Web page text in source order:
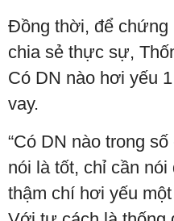
Đồng thời, để chứng
chia sẻ thực sự,
Có DN nào hơi yếu
vay.
“Có DN nào trong
nói là tốt, chỉ cần
thậm chí hơi yếu